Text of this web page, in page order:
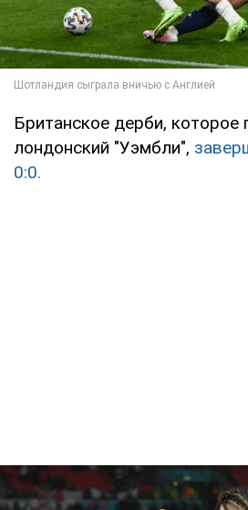
Британское дерби, которое
лондонский "Уэмбли",
0:0.